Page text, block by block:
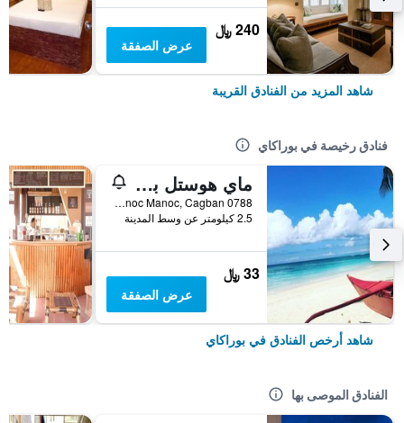
240 ﷼
عرض الصفقة
شاهد المزيد من الفنادق القريبة
فنادق رخيصة في بوراكاي
ماي هوستل بوراكاي
0788 Manoc Manoc, Cagban, بوراكاي, الفلبين
2.5 كيلومتر عن وسط المدينة
33 ﷼
عرض الصفقة
شاهد أرخص الفنادق في بوراكاي
الفنادق الموصى بها